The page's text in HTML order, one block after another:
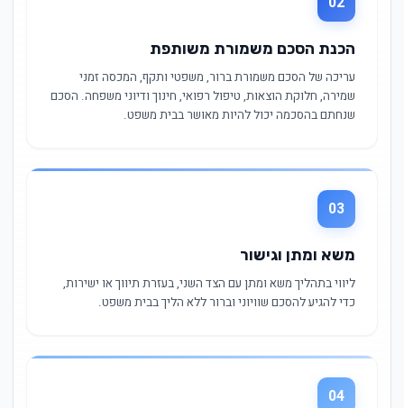
הכנת הסכם משמורת משותפת
עריכה של הסכם משמורת ברור, משפטי ותקף, המכסה זמני
שמירה, חלוקת הוצאות, טיפול רפואי, חינוך ודיוני משפחה. הסכם
שנחתם בהסכמה יכול להיות מאושר בבית משפט.
03
משא ומתן וגישור
ליווי בתהליך משא ומתן עם הצד השני, בעזרת תיווך או ישירות,
כדי להגיע להסכם שוויוני וברור ללא הליך בבית משפט.
04